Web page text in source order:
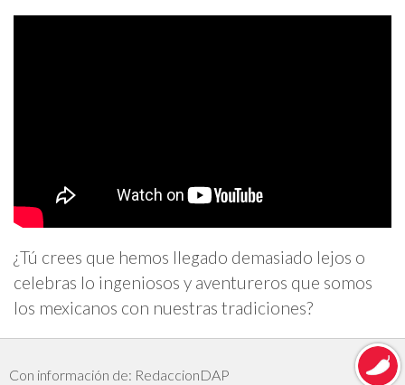
¿Tú crees que hemos llegado demasiado lejos o
celebras lo ingeniosos y aventureros que somos
los mexicanos con nuestras tradiciones?
Con información de: RedaccionDAP